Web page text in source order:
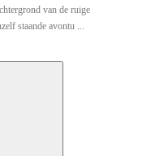
van de ruige
staande avontu ...